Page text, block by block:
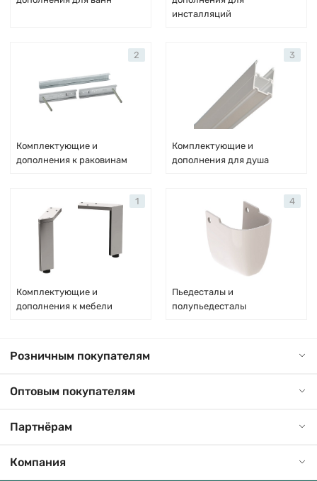
инсталляций
Комплектующие и
дополнения к раковинам
2
Комплектующие и
дополнения для душа
3
Комплектующие и
дополнения к мебели
1
Пьедесталы и
полупьедесталы
4
Розничным покупателям
Оптовым покупателям
Партнёрам
Компания